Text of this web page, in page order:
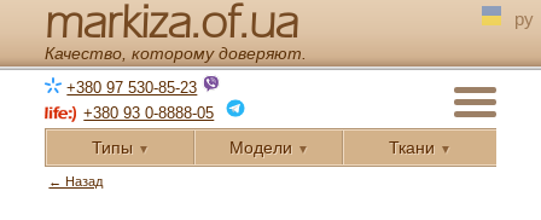
markiza.of.ua
Качество, которому доверяют.
ру
+380 97 530-85-23
+380 93 0-8888-05
Типы ▼ Модели ▼ Ткани ▼
← Назад